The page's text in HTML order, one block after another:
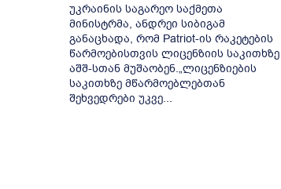
უკრაინის საგარეო საქმეთა
მინისტრმა, ანდრეი სიბიგამ
განაცხადა, რომ Patriot-ის რაკეტების
წარმოებისთვის ლიცენზიის საკითხზე
აშშ-სთან მუშაობენ.„ლიცენზიების
საკითხზე მწარმოებლებთან
შეხვედრები უკვე...